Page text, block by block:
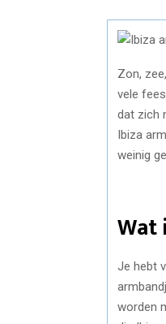
Zon,
vele
dat zich
Ibiza
weinig
Wat
Je hebt
worden